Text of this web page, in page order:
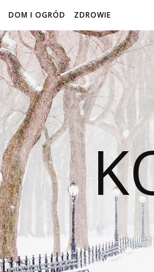
DOM I OGRÓD ZDROWIE